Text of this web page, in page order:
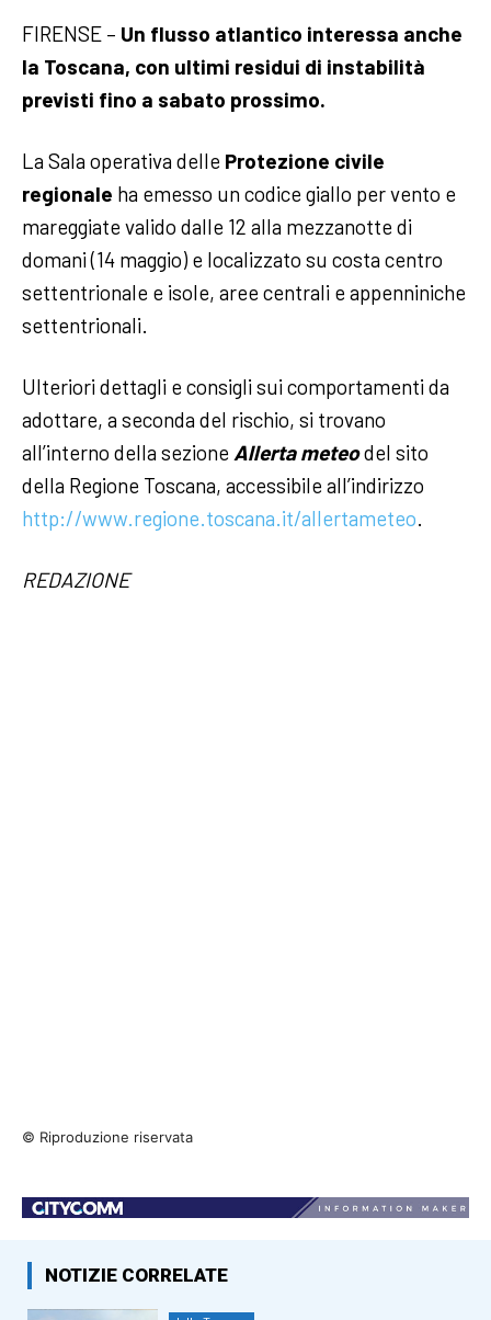
FIRENSE – Un flusso atlantico interessa anche
la Toscana, con ultimi residui di instabilità
previsti fino a sabato prossimo.
La Sala operativa delle Protezione civile
regionale ha emesso un codice giallo per vento e
mareggiate valido dalle 12 alla mezzanotte di
domani (14 maggio) e localizzato su costa centro
settentrionale e isole, aree centrali e appenniniche
settentrionali.
Ulteriori dettagli e consigli sui comportamenti da
adottare, a seconda del rischio, si trovano
all’interno della sezione Allerta meteodel sito
della Regione Toscana, accessibile all’indirizzo
http://www.regione.toscana.it/allertameteo
REDAZIONE
© Riproduzione riservata
NOTIZIE CORRELATE